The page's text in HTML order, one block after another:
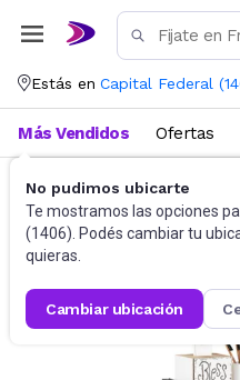
Estás en Capital Federal (
No pudimos ubicarte
Te mostramos las opciones
(1406). Podés cambiar tu
quieras.
cambiar ubicación
Más Vendidos Ofertas
Muebles Estantes y